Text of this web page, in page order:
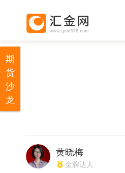
黄晓梅
金牌达人
期
货
沙
龙